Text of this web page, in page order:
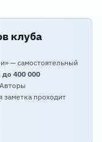
клуба
— самостоятельный
до 400 000
проходит